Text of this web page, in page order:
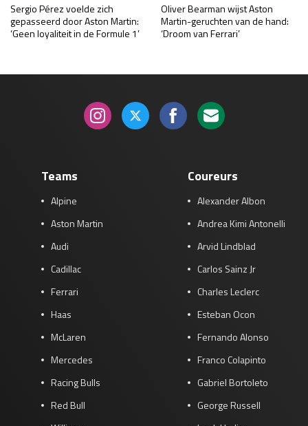
Sergio Pérez voelde zich
gepasseerd door Aston Martin:
‘Geen loyaliteit in de Formule 1’
Oliver Bearman wijst Aston
Martin-geruchten van de hand:
‘Droom van Ferrari’
Teams
Alpine
Aston Martin
Audi
Cadillac
Ferrari
Haas
McLaren
Mercedes
Racing Bulls
Red Bull
Coureurs
Alexander Albon
Andrea Kimi Antonelli
Arvid Lindblad
Carlos Sainz Jr
Charles Leclerc
Esteban Ocon
Fernando Alonso
Franco Colapinto
Gabriel Bortoleto
George Russell